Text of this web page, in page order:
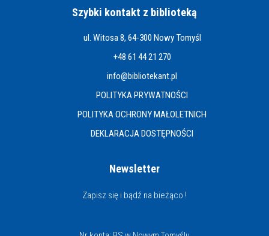
Szybki kontakt z biblioteką
ul. Witosa 8, 64-300 Nowy Tomyśl
+48 61 44 21 270
info@bibliotekant.pl
POLITYKA PRYWATNOŚCI
POLITYKA OCHRONY MAŁOLETNICH
DEKLARACJA DOSTĘPNOŚCI
Newsletter
Zapisz się i bądź na bieżąco !